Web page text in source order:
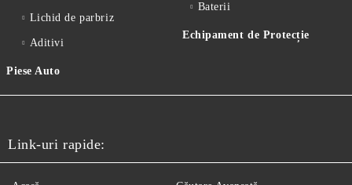
Lichid de parbriz
Aditivi
Piese Auto
Baterii
Echipament de Protecție
Link-uri rapide: